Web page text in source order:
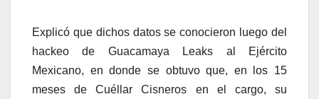
Explicó que dichos datos se conocieron luego del
hackeo de Guacamaya Leaks al Ejército
Mexicano, en donde se obtuvo que, en los 15
meses de Cuéllar Cisneros en el cargo, su